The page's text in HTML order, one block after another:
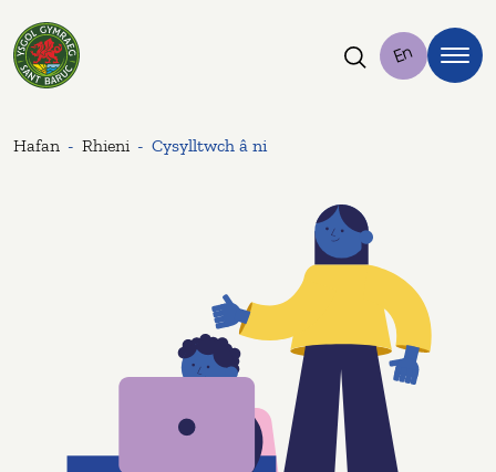
Ysgol Sant Baruc En
Hafan Rhieni Cysylltwch â ni